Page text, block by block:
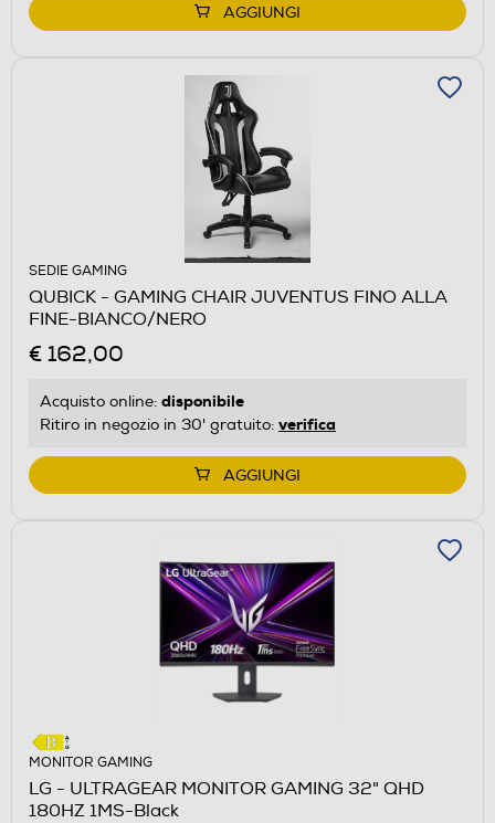
AGGIUNGI
SEDIE GAMING
QUBICK - GAMING CHAIR JUVENTUS FINO ALLA
FINE-BIANCO/NERO
€ 162,00
Acquisto online: disponibile
Ritiro in negozio in 30' gratuito: verifica
AGGIUNGI
MONITOR GAMING
LG - ULTRAGEAR MONITOR GAMING 32" QHD
180HZ 1MS-Black